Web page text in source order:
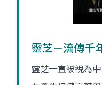
靈芝－流傳千
靈芝一直被視為